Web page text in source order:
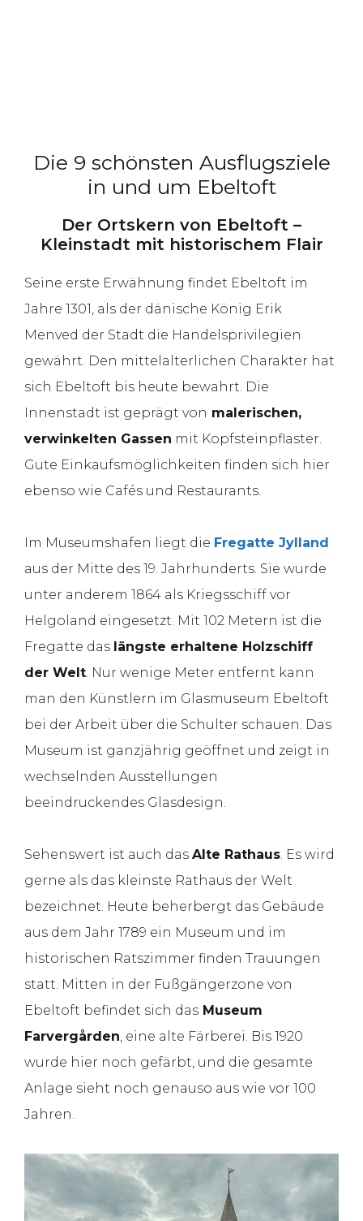
Die 9 schönsten Ausflugsziele
in und um Ebeltoft
Der Ortskern von Ebeltoft –
Kleinstadt mit historischem Flair
Seine erste Erwähnung findet Ebeltoft im
Jahre 1301, als der dänische König Erik
Menved der Stadt die Handelsprivilegien
gewährt. Den mittelalterlichen Charakter hat
sich Ebeltoft bis heute bewahrt. Die
Innenstadt ist geprägt von malerischen,
verwinkelten Gassen mit Kopfsteinpflaster.
Gute Einkaufsmöglichkeiten finden sich hier
ebenso wie Cafés und Restaurants.
Im Museumshafen liegt die Fregatte Jylland
aus der Mitte des 19. Jahrhunderts. Sie wurde
unter anderem 1864 als Kriegsschiff vor
Helgoland eingesetzt. Mit 102 Metern ist die
Fregatte das längste erhaltene Holzschiff
der Welt . Nur wenige Meter entfernt kann
man den Künstlern im Glasmuseum Ebeltoft
bei der Arbeit über die Schulter schauen. Das
Museum ist ganzjährig geöffnet und zeigt in
wechselnden Ausstellungen
beeindruckendes Glasdesign.
Sehenswert ist auch das Alte Rathaus . Es wird
gerne als das kleinste Rathaus der Welt
bezeichnet. Heute beherbergt das Gebäude
aus dem Jahr 1789 ein Museum und im
historischen Ratszimmer finden Trauungen
statt. Mitten in der Fußgängerzone von
Ebeltoft befindet sich das Museum
Farvergården , eine alte Färberei. Bis 1920
wurde hier noch gefärbt, und die gesamte
Anlage sieht noch genauso aus wie vor 100
Jahren.